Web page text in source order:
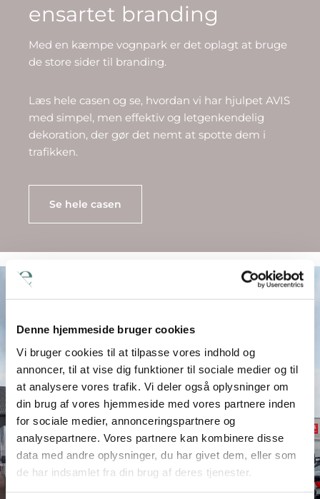
Denne hjemmeside bruger cookies
Vi bruger cookies til at tilpasse vores indhold og
annoncer, til at vise dig funktioner til sociale medier og til
at analysere vores trafik. Vi deler også oplysninger om
din brug af vores hjemmeside med vores partnere inden
for sociale medier, annonceringspartnere og
analysepartnere. Vores partnere kan kombinere disse
data med andre oplysninger, du har givet dem, eller som
de har indsamlet fra din brug af deres tjenester.
ensartet branding
Med en kæmpe vognpark er det oplagt at bruge
de store sider til branding.
Læs hele casen og se, hvordan vi har hjulpet AVIS
med simpel, men effektiv og letgenkendelig
dekoration, der gør det nemt at spotte dem i
trafikken.
Se hele casen